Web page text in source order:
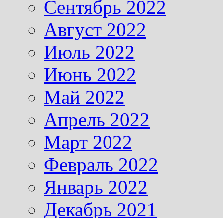
Сентябрь 2022
Август 2022
Июль 2022
Июнь 2022
Май 2022
Апрель 2022
Март 2022
Февраль 2022
Январь 2022
Декабрь 2021